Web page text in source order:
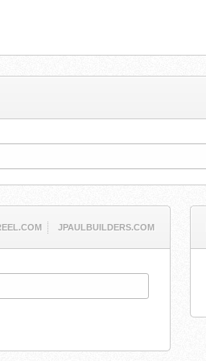
JPAULBUILDERS.COM